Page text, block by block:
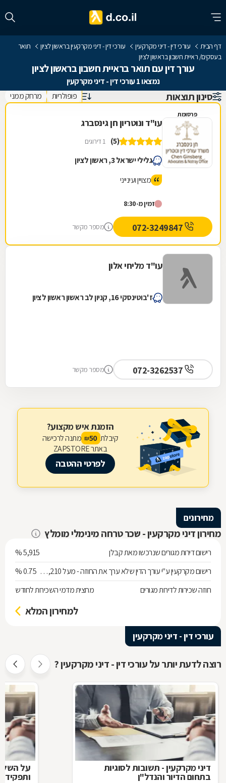
דף הבית עורכי דין - דיני מקרקעין עורכי דין - דיני מקרקעין בראשון לציון
תואר
בעסקים/ ראיית חשבון בראשון לציון
עורך דין עם תואר בראיית חשבון בראשון לציון
נמצאו 1 עורכי דין - דיני מקרקעין
סינון תוצאות פופולריות מרחק ממני
פרסומת
עו"ד ונוטריון חן גינסברג
(5) 1 דירוגים
גלילי ישראל 3, ראשון לציון
מצויין ועינייני
זמין מ-8:30
מספר מקשר
עו"ד מליחי אלון
ז'בוטינסקי 16, קניון לב ראשון ראשון לציון
מספר מקשר
הזמנת איש מקצוע?
קיבלת 50
₪ מתנה לרכישה
באתר ZAPSTORE
לפרטי ההטבה
מחירונים
מחירון דיני מקרקעין - שכר טרחה מינימלי מומלץ
רישום דירות מגורים שנרכשו מאת קבלן
5,915 %
רישום מקרקעין ע"י עורך הדין שלא ערך את החוזה - מעל 538,210 ש"ח 0.75 %
חוזה שכירות לדירות מגורים
מחצית מדמי השכירות לחודש
למחירון המלא
עורכי דין - דיני מקרקעין
רוצה לדעת יותר על עורכי דין - דיני מקרקעין ?
דיני מקרקעין - תשובות לסוגיות
בתחום הדיור והנדל"ן